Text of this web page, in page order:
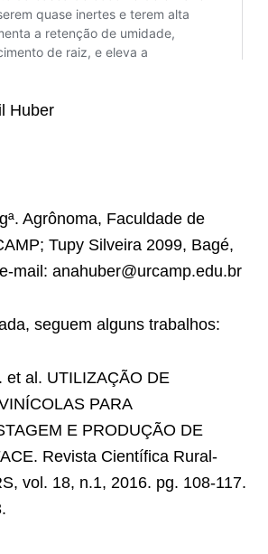
Huber
Agrônoma, Faculdade de
Tupy Silveira 2099, Bagé,
mail: anahuber@urcamp.edu.br
seguem alguns trabalhos:
et al. UTILIZAÇÃO DE
PARA
E PRODUÇÃO DE
Revista Científica Rural-
vol. 18, n.1, 2016. pg. 108-117.